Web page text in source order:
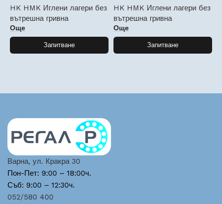
HK HMK Иглени лагери без
вътрешна гривна
Още
Запитване
HK HMK Иглени лагери без
вътрешна гривна
Още
Запитване
Варна, ул. Кракра 30
Пон-Пет: 9:00 – 18:00ч.
Съб: 9:00 – 12:30ч.
052/580 400